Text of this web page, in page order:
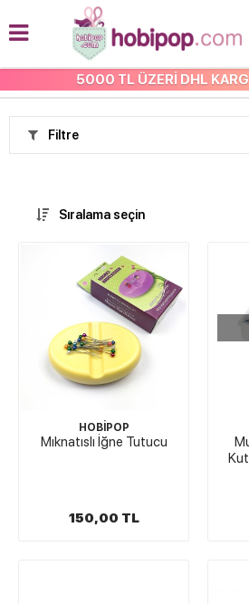
5000 TL ÜZERİ DHL
ANASAYFA
Filtre
Sıralama seçin
HOBİPOP
Mıknatıslı İğne Tutucu
150,00 TL